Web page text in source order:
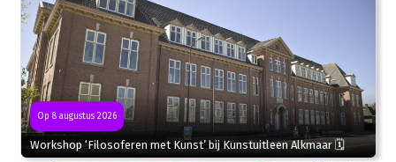
Op 8 augustus 2026
Workshop ‘Filosoferen met Kunst’ bij Kunstuitleen Alkmaar 🗓